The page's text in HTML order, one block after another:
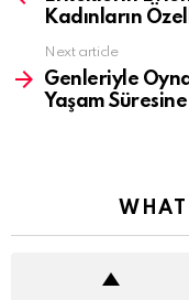
Kadınların
Next article
Genleriyle
Yaşam